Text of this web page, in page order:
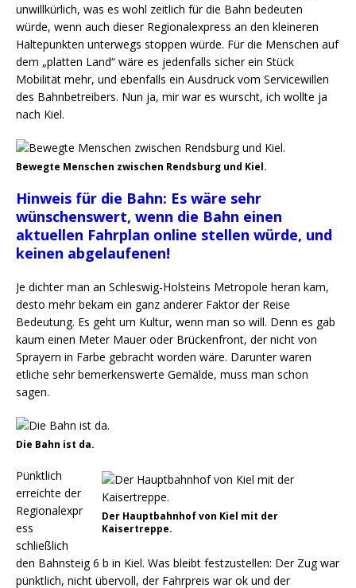
unwillkürlich, was es wohl zeitlich für die Bahn bedeuten
würde, wenn auch dieser Regionalexpress an den kleineren
Haltepunkten unterwegs stoppen würde. Für die Menschen auf
dem „platten Land“ wäre es jedenfalls sicher ein Stück
Mobilität mehr, und ebenfalls ein Ausdruck vom Servicewillen
des Bahnbetreibers. Nun ja, mir war es wurscht, ich wollte ja
nach Kiel.
Bewegte Menschen zwischen Rendsburg und Kiel.
Hinweis für die Bahn: Es wäre sehr
wünschenswert, wenn die Bahn einen
aktuellen Fahrplan online stellen würde, und
keinen abgelaufenen!
Je dichter man an Schleswig-Holsteins Metropole heran kam,
desto mehr bekam ein ganz anderer Faktor der Reise
Bedeutung. Es geht um Kultur, wenn man so will. Denn es gab
kaum einen Meter Mauer oder Brückenfront, der nicht von
Sprayern in Farbe gebracht worden wäre. Darunter waren
etliche sehr bemerkenswerte Gemälde, muss man schon
sagen.
Die Bahn ist da.
Der Hauptbahnhof von Kiel mit der
Kaisertreppe.
Pünktlich
erreichte der
Regionalexpr
ess
schließlich
den Bahnsteig 6 b in Kiel. Was bleibt festzustellen: Der Zug war
pünktlich, nicht übervoll, der Fahrpreis war ok und der